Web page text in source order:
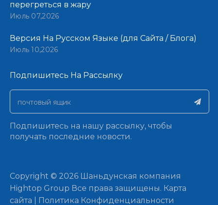
перегреться в жару
Июль 07,2026
Версия На Русском Языке (для Сайта / Блога)
Июль 10,2026
Подпишитесь На Рассылку​​​​​​​
Подпишитесь на нашу рассылку, чтобы
получать последние новости.
​Copyright © 2026 Шаньдунская компания
Hightop Group Все права защищены.​​​​​​​ Карта
сайта
Политика Конфиденциальности